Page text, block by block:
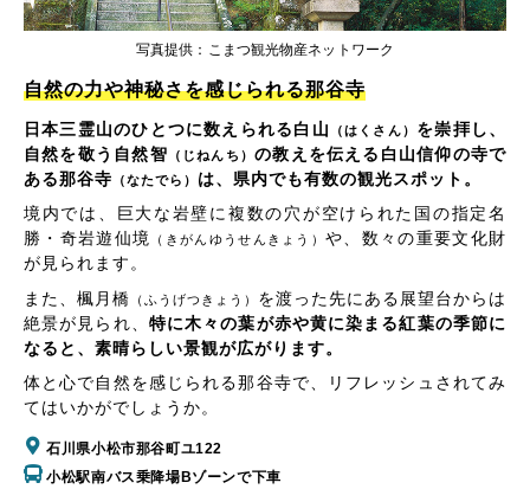
写真提供：こまつ観光物産ネットワーク
自然の力や神秘さを感じられる那谷寺
日本三霊山のひとつに数えられる白山 （はくさん） を崇拝し、
自然を敬う自然智 （じねんち）の教えを伝える白山信仰の寺で
ある那谷寺 （なたでら） は、県内でも有数の観光スポット。
境内では、巨大な岩壁に複数の穴が空けられた国の指定名
勝・奇岩遊仙境
（きがんゆうせんきょう）や、数々の重要文化財
が見られます。
また、楓月橋 （ふうげつきょう） を渡った先にある展望台からは
絶景が見られ、 特に木々の葉が赤や黄に染まる紅葉の季節に
なると、素晴らしい景観が広がります。
体と心で自然を感じられる那谷寺で、リフレッシュされてみ
てはいかがでしょうか。
石川県小松市那谷町ユ122
小松駅南バス乗降場Bゾーンで下車